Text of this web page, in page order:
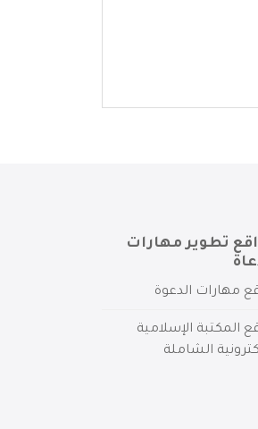
تطوير مهارات
مهارات الدعوة
المكتبة الإسلامية
الشاملة